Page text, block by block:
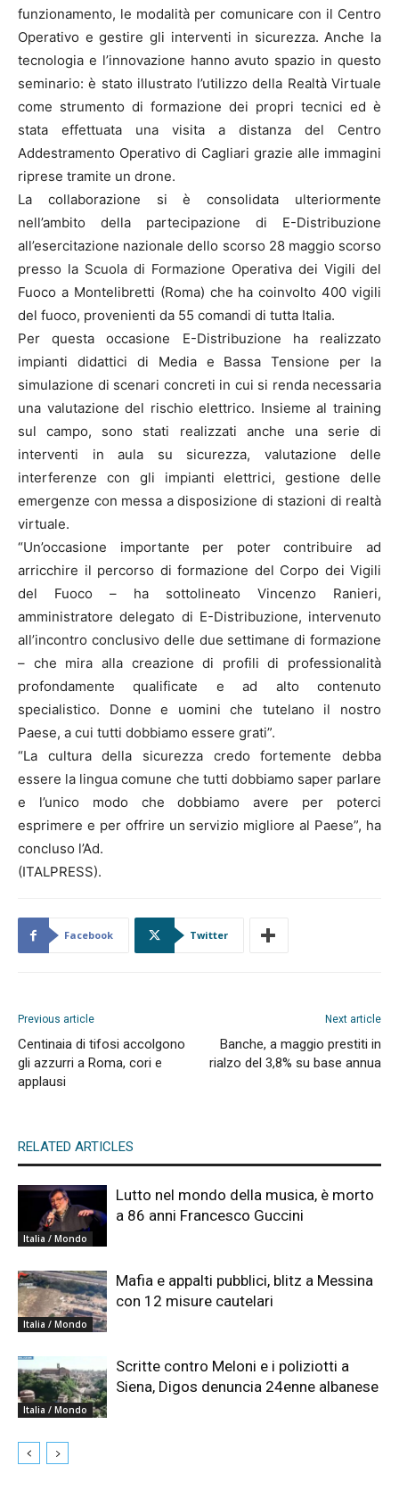
funzionamento, le modalità per comunicare con il Centro
Operativo e gestire gli interventi in sicurezza. Anche la
tecnologia e l’innovazione hanno avuto spazio in questo
seminario: è stato illustrato l’utilizzo della Realtà Virtuale
come strumento di formazione dei propri tecnici ed è
stata effettuata una visita a distanza del Centro
Addestramento Operativo di Cagliari grazie alle immagini
riprese tramite un drone.
La collaborazione si è consolidata ulteriormente
nell’ambito della partecipazione di E-Distribuzione
all’esercitazione nazionale dello scorso 28 maggio scorso
presso la Scuola di Formazione Operativa dei Vigili del
Fuoco a Montelibretti (Roma) che ha coinvolto 400 vigili
del fuoco, provenienti da 55 comandi di tutta Italia.
Per questa occasione E-Distribuzione ha realizzato
impianti didattici di Media e Bassa Tensione per la
simulazione di scenari concreti in cui si renda necessaria
una valutazione del rischio elettrico. Insieme al training
sul campo, sono stati realizzati anche una serie di
interventi in aula su sicurezza, valutazione delle
interferenze con gli impianti elettrici, gestione delle
emergenze con messa a disposizione di stazioni di realtà
virtuale.
“Un’occasione importante per poter contribuire ad
arricchire il percorso di formazione del Corpo dei Vigili
del Fuoco – ha sottolineato Vincenzo Ranieri,
amministratore delegato di E-Distribuzione, intervenuto
all’incontro conclusivo delle due settimane di formazione
– che mira alla creazione di profili di professionalità
profondamente qualificate e ad alto contenuto
specialistico. Donne e uomini che tutelano il nostro
Paese, a cui tutti dobbiamo essere grati”.
“La cultura della sicurezza credo fortemente debba
essere la lingua comune che tutti dobbiamo saper parlare
e l’unico modo che dobbiamo avere per poterci
esprimere e per offrire un servizio migliore al Paese”, ha
concluso l’Ad.
(ITALPRESS).
Facebook Twitter
Previous article
Centinaia di tifosi accolgono
gli azzurri a Roma, cori e
applausi
Next article
Banche, a maggio prestiti in
rialzo del 3,8% su base annua
RELATED ARTICLES
Italia / Mondo
Lutto nel mondo della musica, è morto
a 86 anni Francesco Guccini
Italia / Mondo
Mafia e appalti pubblici, blitz a Messina
con 12 misure cautelari
Italia / Mondo
Scritte contro Meloni e i poliziotti a
Siena, Digos denuncia 24enne albanese